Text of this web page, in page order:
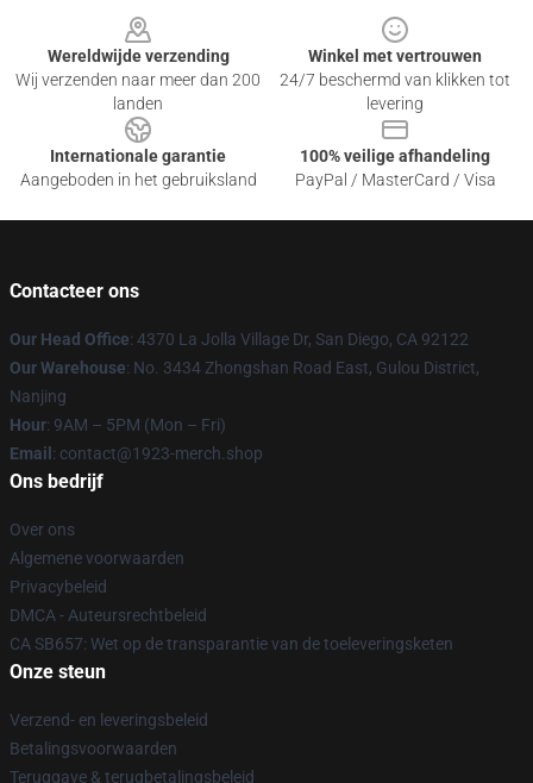
Wereldwijde verzending
Wij verzenden naar meer dan 200
landen
Winkel met vertrouwen
24/7 beschermd van klikken tot
levering
Internationale garantie
Aangeboden in het gebruiksland
100% veilige afhandeling
PayPal / MasterCard / Visa
Contacteer ons
Our Head Office: 4370 La Jolla Village Dr, San Diego, CA 92122
Our Warehouse: No. 3434 Zhongshan Road East, Gulou District,
Nanjing
Hour: 9AM – 5PM (Mon – Fri)
Email : contact@1923-merch.shop
Ons bedrijf
Over ons
Algemene voorwaarden
Privacybeleid
DMCA - Auteursrechtbeleid
CA SB657: Wet op de transparantie van de toeleveringsketen
Onze steun
Verzend- en leveringsbeleid
Betalingsvoorwaarden
Teruggave & terugbetalingsbeleid